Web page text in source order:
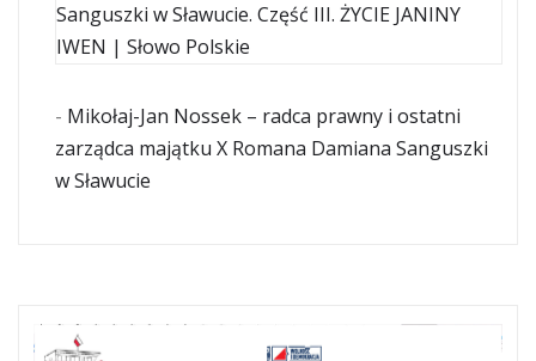
Sanguszki w Sławucie. Część III. ŻYCIE JANINY
IWEN | Słowo Polskie
- Mikołaj-Jan Nossek – radca prawny i ostatni
zarządca majątku X Romana Damiana Sanguszki
w Sławucie